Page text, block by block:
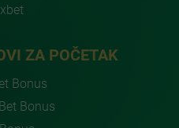
ZA POČETAK
Bonus
Bonus